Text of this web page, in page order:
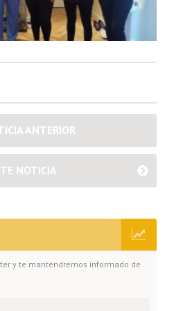
ANTERIOR
NOTICIA
y te mantendremos informado de